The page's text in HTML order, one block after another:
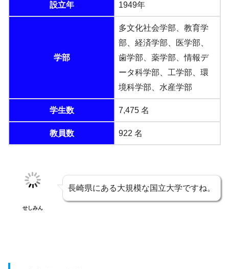
設立年 1949年
学部
多文化社会学部、教育学
部、経済学部、医学部、
歯学部、薬学部、情報デ
ータ科学部、工学部、環
境科学部、水産学部
学生数 7,475 名
教員数 922 名
せしみん
長崎県にある大規模な国立大学ですね。